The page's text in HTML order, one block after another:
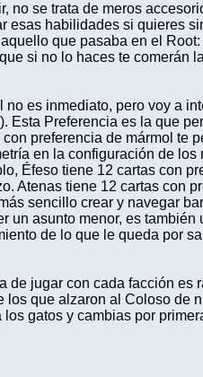
no se trata de meros
esas habilidades si quieres
que pasaba en el
si no lo haces te comerán
es inmediato, pero voy a
Esta Preferencia es la que
preferencia de mármol te
en la configuración de los
Éfeso tiene 12 cartas con
Atenas tiene 12 cartas con
sencillo crear y navegar
un asunto menor, es también
de lo que le queda por
de jugar con cada facción es
los que alzaron al Coloso de
gatos y cambias por